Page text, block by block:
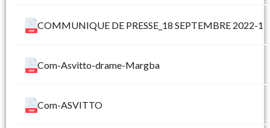
COMMUNIQUE DE PRESSE_18 SEPTEMBRE 2022-1
Com-Asvitto-drame-Margba
Com-ASVITTO